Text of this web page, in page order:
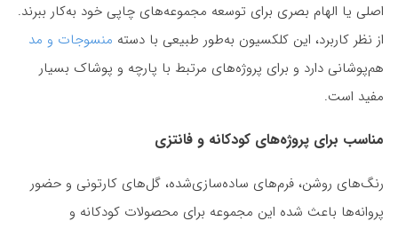
اصلی یا الهام بصری برای توسعه مجموعه‌های چاپی خود به‌کار ببرند.
از نظر کاربرد، این کلکسیون به‌طور طبیعی با دسته منسوجات و مد
هم‌پوشانی دارد و برای پروژه‌های مرتبط با پارچه و پوشاک بسیار
مفید است.
مناسب برای پروژه‌های کودکانه و فانتزی
رنگ‌های روشن، فرم‌های ساده‌سازی‌شده، گل‌های کارتونی و حضور
پروانه‌ها باعث شده این مجموعه برای محصولات کودکانه و